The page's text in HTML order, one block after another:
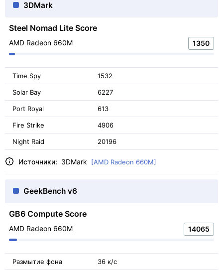
3DMark
Steel Nomad Lite Score
AMD Radeon 660M 1350
Time Spy 1532
Solar Bay 6227
Port Royal 613
Fire Strike 4906
Night Raid 20196
Источники: 3DMark [AMD Radeon 660M]
GeekBench v6
GB6 Compute Score
AMD Radeon 660M 14065
Размытие фона 36 к/с